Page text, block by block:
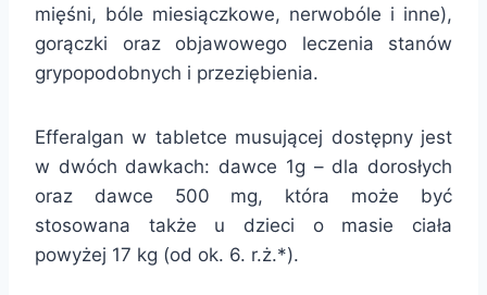
mięśni, bóle miesiączkowe, nerwobóle i inne),
gorączki oraz objawowego leczenia stanów
grypopodobnych i przeziębienia.
Efferalgan w tabletce musującej dostępny jest
w dwóch dawkach: dawce 1g – dla dorosłych
oraz dawce 500 mg, która może być
stosowana także u dzieci o masie ciała
powyżej 17 kg (od ok. 6. r.ż.*).